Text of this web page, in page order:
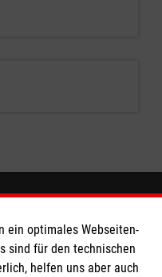
ein optimales Webseiten-
sind für den technischen
helfen uns aber auch